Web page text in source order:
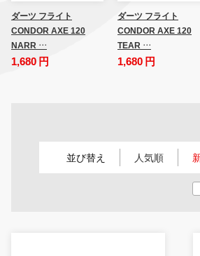
ダーツ フライト
CONDOR AXE 120
NARR …
1,680 円
ダーツ フライト
CONDOR AXE 120
TEAR …
1,680 円
並び替え 人気順